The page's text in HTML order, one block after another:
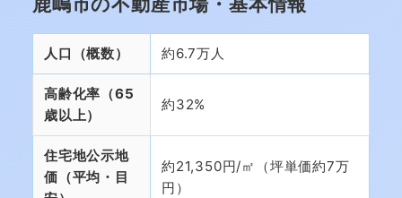
人口（概数） 約6.7万人
高齢化率（65
歳以上）
約32%
住宅地公示地
価（平均・目
約21,350円/㎡（坪単価約7万
円）